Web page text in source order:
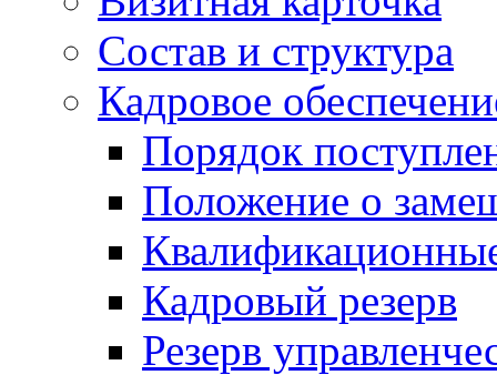
Состав и структура
Кадровое
Порядок
Положение о
Кадровый резерв
Резерв